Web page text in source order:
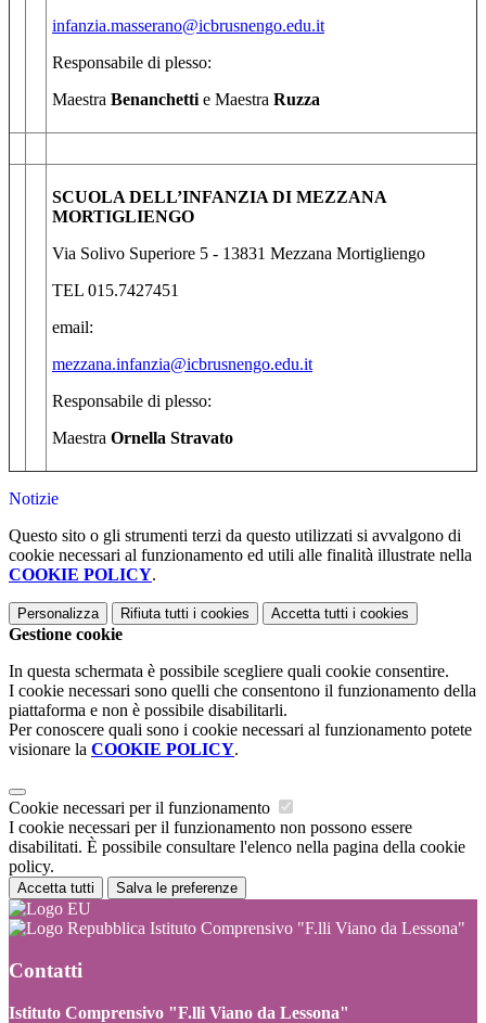
infanzia.masserano@icbrusnengo.edu.it
Responsabile di plesso:
Maestra Benanchetti e Maestra Ruzza
SCUOLA DELL’INFANZIA DI MEZZANA
MORTIGLIENGO
Via Solivo Superiore 5 - 13831 Mezzana Mortigliengo
TEL 015.7427451
email:
mezzana.infanzia@icbrusnengo.edu.it
Responsabile di plesso:
Maestra Ornella Stravato
Notizie
Questo sito o gli strumenti terzi da questo utilizzati si avvalgono di
cookie necessari al funzionamento ed utili alle finalità illustrate nella
COOKIE POLICY.
Personalizza Rifiuta tutti i cookies Accetta tutti i cookies
Gestione cookie
In questa schermata è possibile scegliere quali cookie consentire.
I cookie necessari sono quelli che consentono il funzionamento della
piattaforma e non è possibile disabilitarli.
Per conoscere quali sono i cookie necessari al funzionamento potete
visionare la COOKIE POLICY.
Cookie necessari per il funzionamento
I cookie necessari per il funzionamento non possono essere
disabilitati. È possibile consultare l'elenco nella pagina della cookie
policy.
Accetta tutti Salva le preferenze
Istituto Comprensivo "F.lli Viano da Lessona"
Contatti
Istituto Comprensivo "F.lli Viano da Lessona"